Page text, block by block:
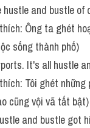
hustle and bustle of
Ông ta ghét
sống thành phố)
It's all hustle
Tôi ghét những
cũng vội vã tất bật)
and bustle got